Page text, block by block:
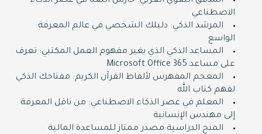
الاصطناعي
المرشد الذكي: دليلك الشخصي في عالم المعرفة
الواسع
المساعد الذكي الذي يغير مفهوم العمل المكتبي: تعرف
على مساعد Microsoft Office 365
المعجم المفهرس لألفاظ القرآن الكريم: مفتاحك الذكي
لفهم كتاب الله
المعلم في عصر الذكاء الاصطناعي: من ناقل المعرفة
إلى مهندس الإنسانية
المنح الدراسية مصدر ممتاز للمساعدة المالية